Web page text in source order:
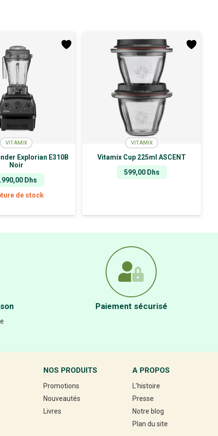
VITAMIX
Explorian E310B
Noir
Dhs
de stock
VITAMIX
Vitamix Cup 225ml ASCENT
599,00 Dhs
Paiement sécurisé
NOS PRODUITS
Promotions
Nouveautés
Livres
A PROPOS
L’histoire
Presse
Notre blog
Plan du site